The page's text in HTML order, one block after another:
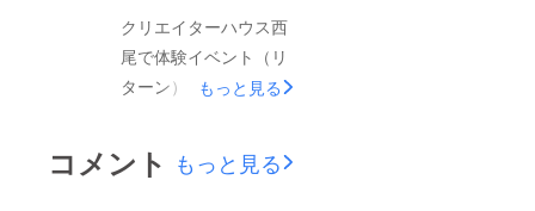
ルシェの割引券がつい
ています。※はじめて
でもインストラクター
皆様とお会いできるの
ポーツ”ってなん
だ！？＃スポンサー応
援権西尾駅に隣接する
最大動員数を目標にイ
ベントを開催します！
クリエイターハウス西
尾で体験イベント（リ
ターン）を開催させて
ターン実施『ゲームク
リエイターになろ
もっと見る
コメント もっと見る